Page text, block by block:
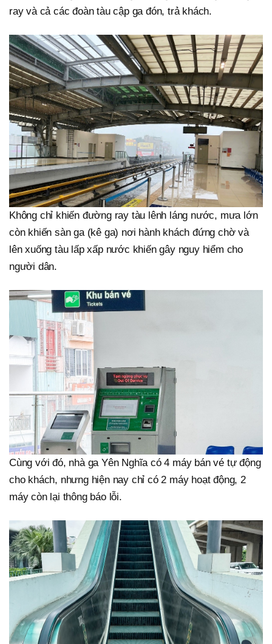
ray và cả các đoàn tàu cập ga đón, trả khách.
Không chỉ khiến đường ray tàu lênh láng nước, mưa lớn
còn khiến sàn ga (kê ga) nơi hành khách đứng chờ và
lên xuống tàu lấp xấp nước khiến gây nguy hiểm cho
người dân.
Cùng với đó, nhà ga Yên Nghĩa có 4 máy bán vé tự động
cho khách, nhưng hiện nay chỉ có 2 máy hoạt động, 2
máy còn lại thông báo lỗi.